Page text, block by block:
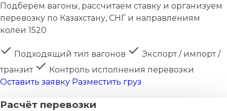
Подберём вагоны, рассчитаем ставку и организуем
перевозку по Казахстану, СНГ и направлениям
колеи 1520
Подходящий тип вагонов
Экспорт / импорт /
транзит
Контроль исполнения перевозки
Оставить заявку Разместить груз
Расчёт перевозки